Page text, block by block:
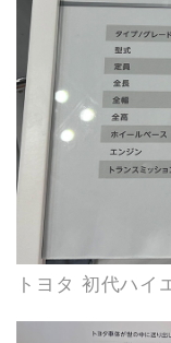
トヨタ 初代ハイ